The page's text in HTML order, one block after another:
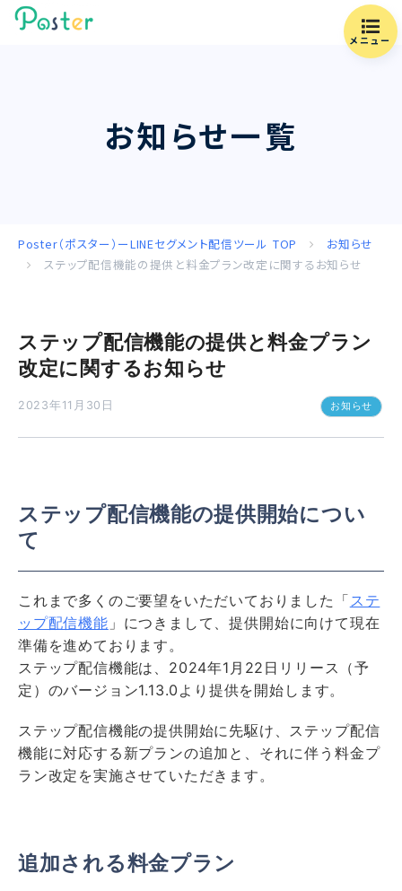
メニュー
お知らせ一覧
Poster（ポスター）ーLINEセグメント配信ツール TOP
お知らせ
ステップ配信機能の提供と料金プラン改定に関するお知らせ
ステップ配信機能の提供と料金プラン
改定に関するお知らせ
2023年11月30日 お知らせ
ステップ配信機能の提供開始につい
て
これまで多くのご要望をいただいておりました「ステ
ップ配信機能 」につきまして、提供開始に向けて現在
準備を進めております。
ステップ配信機能は、2024年1月22日リリース（予
定）のバージョン1.13.0より提供を開始します。
ステップ配信機能の提供開始に先駆け、ステップ配信
機能に対応する新プランの追加と、それに伴う料金プ
ラン改定を実施させていただきます。
追加される料金プラン